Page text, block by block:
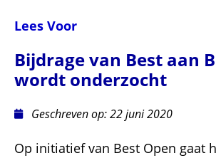
Lees Voor
Bijdrage van Best aan
wordt onderzocht
Geschreven op:22 juni 2020
Op initiatief van Best Open gaat